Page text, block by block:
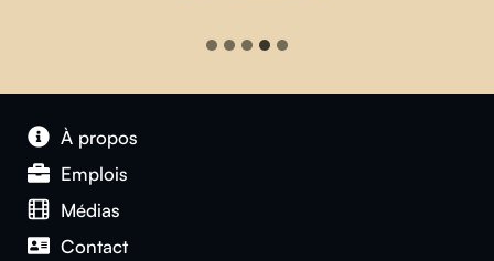
À propos
Emplois
Médias
Contact